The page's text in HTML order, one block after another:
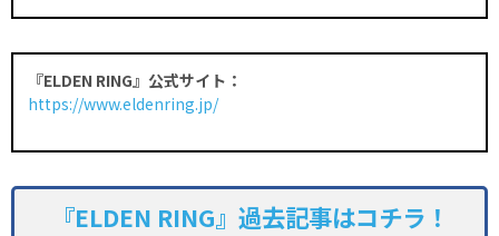
『ELDEN RING』公式サイト：
https://www.eldenring.jp/
『ELDEN RING』過去記事はコチラ！